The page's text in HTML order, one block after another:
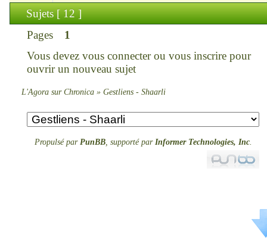
Sujets [ 12 ]
Pages
1
Vous devez vous connecterou vous inscrirepour
ouvrir un nouveau sujet
L'Agora sur Chronica »Gestliens - Shaarli
Propulsé par PunBB, supporté par Informer Technologies, Inc.